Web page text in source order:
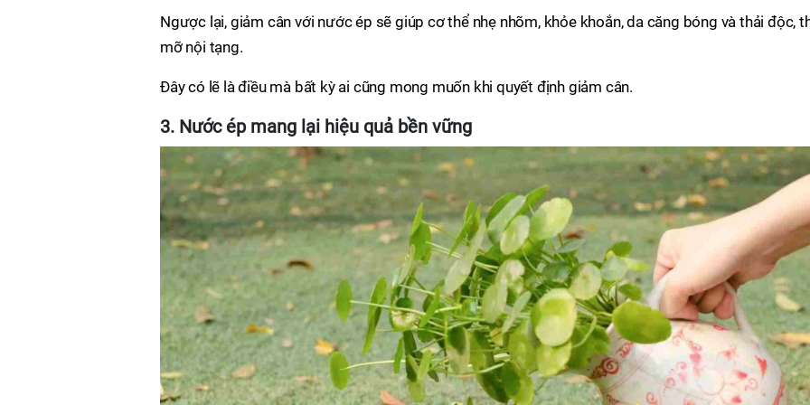
Ngược lại, giảm cân với nước ép sẽ giúp cơ thể nhẹ nhõm, khỏe khoắn, da căng bóng và thải độc,
mỡ nội tạng.
Đây có lẽ là điều mà bất kỳ ai cũng mong muốn khi quyết định giảm cân.
3. Nước ép mang lại hiệu quả bền vững